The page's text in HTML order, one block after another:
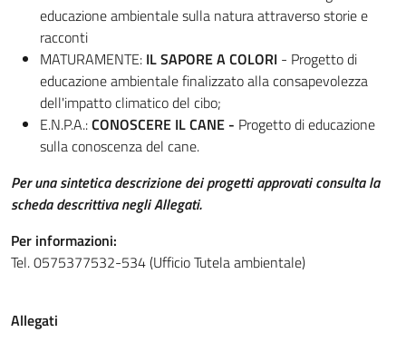
educazione ambientale sulla natura attraverso storie e
racconti
MATURAMENTE: IL SAPORE A COLORI - Progetto di
educazione ambientale finalizzato alla consapevolezza
dell'impatto climatico del cibo;
E.N.P.A.:CONOSCERE IL CANE - Progetto di educazione
sulla conoscenza del cane.
Per una sintetica descrizione dei progetti approvati consulta la
scheda descrittiva negli Allegati.
Per informazioni:
Tel. 0575377532-534 (Ufficio Tutela ambientale)
Allegati